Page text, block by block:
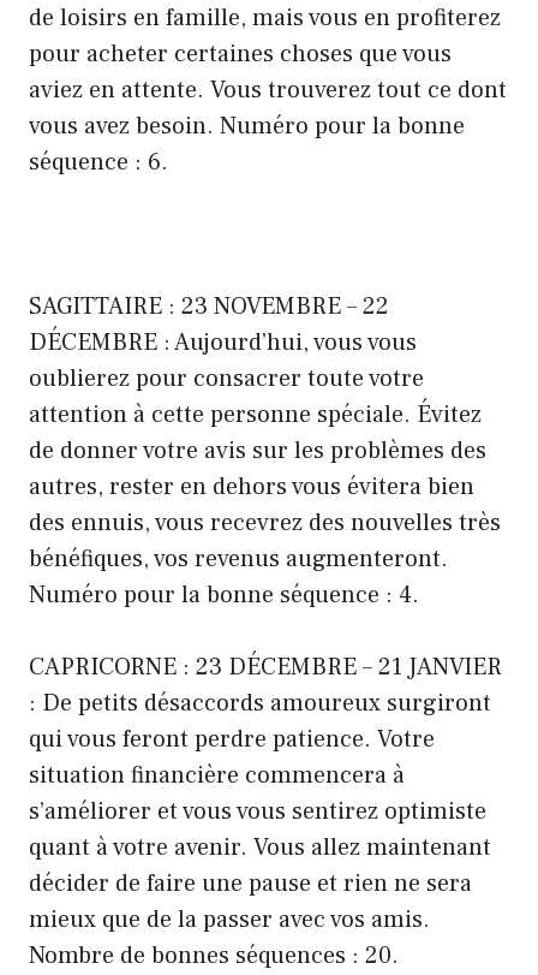
de loisirs en famille, mais vous en profiterez
pour acheter certaines choses que vous
aviez en attente. Vous trouverez tout ce dont
vous avez besoin. Numéro pour la bonne
séquence : 6.
SAGITTAIRE : 23 NOVEMBRE – 22
DÉCEMBRE : Aujourd’hui, vous vous
oublierez pour consacrer toute votre
attention à cette personne spéciale. Évitez
de donner votre avis sur les problèmes des
autres, rester en dehors vous évitera bien
des ennuis, vous recevrez des nouvelles très
bénéfiques, vos revenus augmenteront.
Numéro pour la bonne séquence : 4.
CAPRICORNE : 23 DÉCEMBRE – 21 JANVIER
: De petits désaccords amoureux surgiront
qui vous feront perdre patience. Votre
situation financière commencera à
s’améliorer et vous vous sentirez optimiste
quant à votre avenir. Vous allez maintenant
décider de faire une pause et rien ne sera
mieux que de la passer avec vos amis.
Nombre de bonnes séquences : 20.